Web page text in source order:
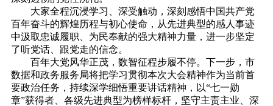
大家全程沉浸学习、深受触动，深刻感悟中国共产党
百年奋斗的辉煌历程与初心使命，从先进典型的感人事迹
中汲取忠诚履职、为民奉献的强大精神力量，进一步坚定
了听党话、跟党走的信念。
百年大党风华正茂，数智征程步履不停。下一步，市
数据和政务服务局将把学习贯彻本次大会精神作为当前首
要政治任务，持续深学细悟重要讲话精神，以“七一勋
章”获得者、各级先进典型为榜样标杆，坚守主责主业、深